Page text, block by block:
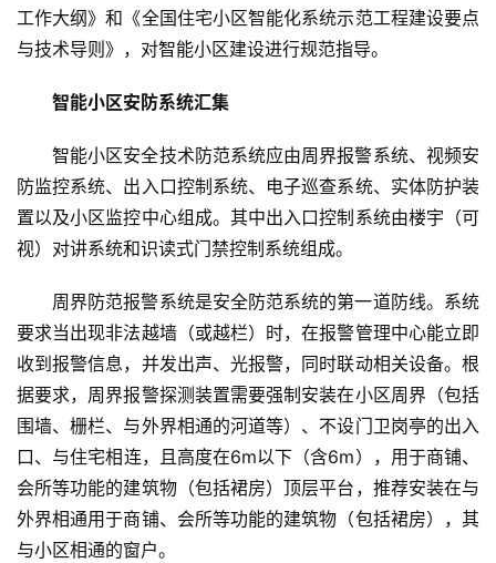
工作大纲》和《全国住宅小区智能化系统示范工程建设要点
与技术导则》，对智能小区建设进行规范指导。
智能小区安防系统汇集
智能小区安全技术防范系统应由周界报警系统、视频安
防监控系统、出入口控制系统、电子巡查系统、实体防护装
置以及小区监控中心组成。其中出入口控制系统由楼宇（可
视）对讲系统和识读式门禁控制系统组成。
周界防范报警系统是安全防范系统的第一道防线。系统
要求当出现非法越墙（或越栏）时，在报警管理中心能立即
收到报警信息，并发出声、光报警，同时联动相关设备。根
据要求，周界报警探测装置需要强制安装在小区周界（包括
围墙、栅栏、与外界相通的河道等）、不设门卫岗亭的出入
口、与住宅相连，且高度在6m以下（含6m），用于商铺、
会所等功能的建筑物（包括裙房）顶层平台，推荐安装在与
外界相通用于商铺、会所等功能的建筑物（包括裙房），其
与小区相通的窗户。